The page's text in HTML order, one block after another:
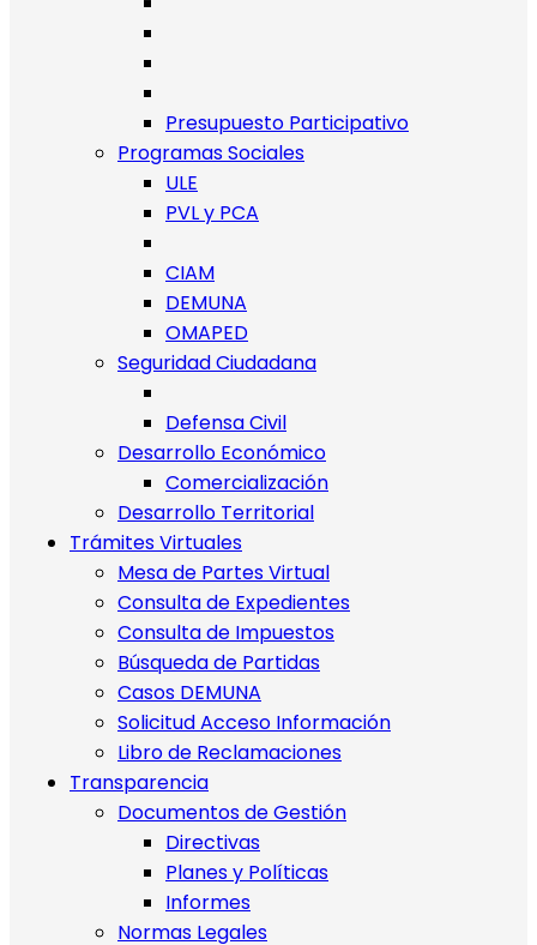
Presupuesto Participativo
Programas Sociales
ULE
PVL y PCA
CIAM
DEMUNA
OMAPED
Seguridad Ciudadana
Defensa Civil
Desarrollo Económico
Comercialización
Desarrollo Territorial
Trámites Virtuales
Mesa de Partes Virtual
Consulta de Expedientes
Consulta de Impuestos
Búsqueda de Partidas
Casos DEMUNA
Solicitud Acceso Información
Libro de Reclamaciones
Transparencia
Documentos de Gestión
Directivas
Planes y Políticas
Informes
Normas Legales